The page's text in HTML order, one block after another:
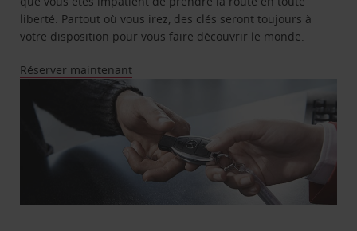
liberté. Partout où vous irez, des clés seront toujours à
votre disposition pour vous faire découvrir le monde.
Réserver maintenant